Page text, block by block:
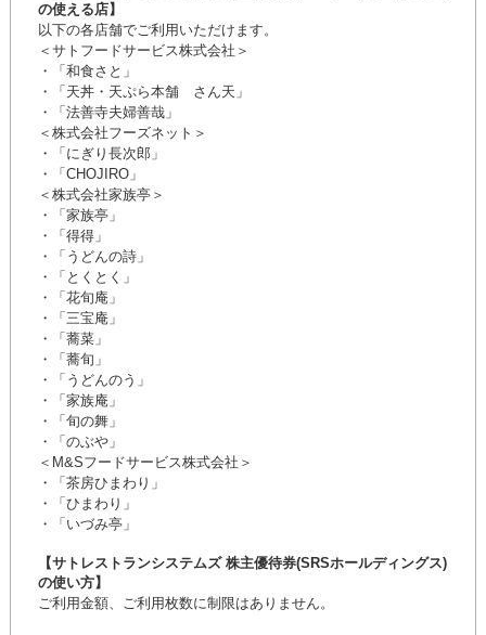
の使える店】
以下の各店舗でご利用いただけます。
＜サトフードサービス株式会社＞
・「和食さと」
・「天丼・天ぷら本舗 さん天」
・「法善寺夫婦善哉」
＜株式会社フーズネット＞
・「にぎり長次郎」
・「CHOJIRO」
＜株式会社家族亭＞
・「家族亭」
・「得得」
・「うどんの詩」
・「とくとく」
・「花旬庵」
・「三宝庵」
・「蕎菜」
・「蕎旬」
・「うどんのう」
・「家族庵」
・「旬の舞」
・「のぶや」
＜M&Sフードサービス株式会社＞
・「茶房ひまわり」
・「ひまわり」
・「いづみ亭」
【サトレストランシステムズ 株主優待券(SRSホールディングス)
の使い方】
ご利用金額、ご利用枚数に制限はありません。